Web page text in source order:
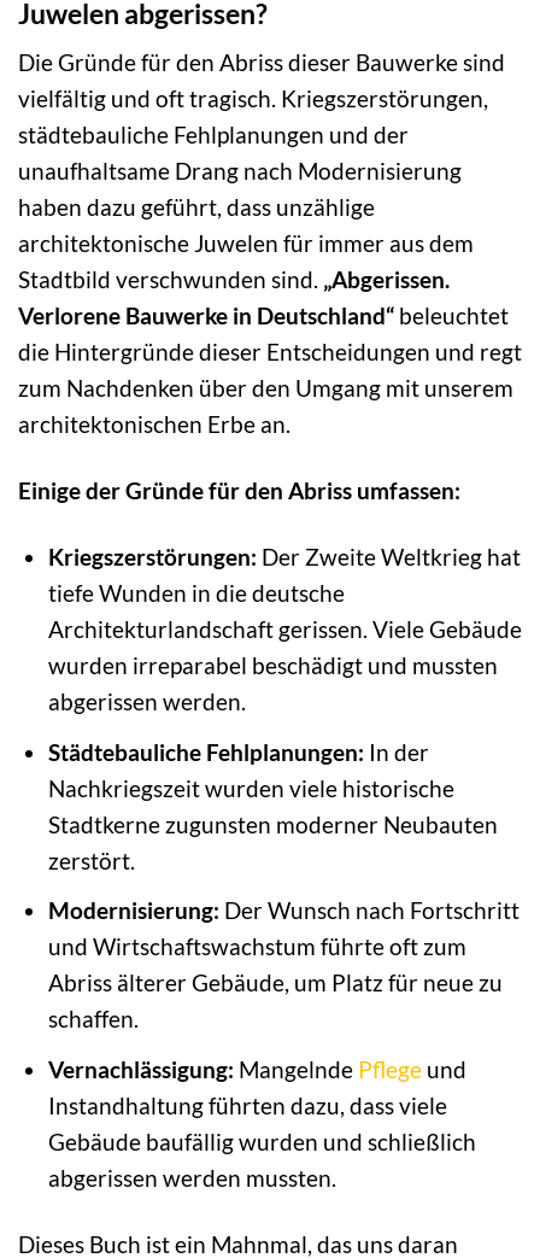
Juwelen abgerissen?
Die Gründe für den Abriss dieser Bauwerke sind
vielfältig und oft tragisch. Kriegszerstörungen,
städtebauliche Fehlplanungen und der
unaufhaltsame Drang nach Modernisierung
haben dazu geführt, dass unzählige
architektonische Juwelen für immer aus dem
Stadtbild verschwunden sind. „Abgerissen.
Verlorene Bauwerke in Deutschland“ beleuchtet
die Hintergründe dieser Entscheidungen und regt
zum Nachdenken über den Umgang mit unserem
architektonischen Erbe an.
Einige der Gründe für den Abriss umfassen:
Kriegszerstörungen: Der Zweite Weltkrieg hat
tiefe Wunden in die deutsche
Architekturlandschaft gerissen. Viele Gebäude
wurden irreparabel beschädigt und mussten
abgerissen werden.
Städtebauliche Fehlplanungen: In der
Nachkriegszeit wurden viele historische
Stadtkerne zugunsten moderner Neubauten
zerstört.
Modernisierung: Der Wunsch nach Fortschritt
und Wirtschaftswachstum führte oft zum
Abriss älterer Gebäude, um Platz für neue zu
schaffen.
Vernachlässigung: Mangelnde Pflegeund
Instandhaltung führten dazu, dass viele
Gebäude baufällig wurden und schließlich
abgerissen werden mussten.
Dieses Buch ist ein Mahnmal, das uns daran